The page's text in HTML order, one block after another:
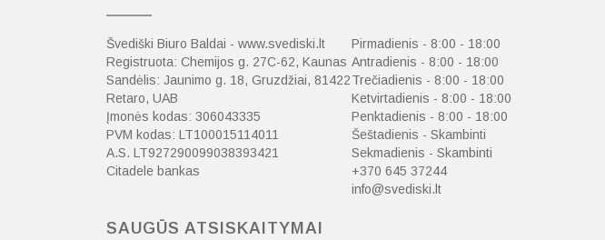
Švediški Biuro Baldai - www.svediski.lt
Registruota: Chemijos g. 27C-62, Kaunas
Sandėlis: Jaunimo g. 18, Gruzdžiai, 81422
Retaro, UAB
Įmonės kodas: 306043335
PVM kodas: LT100015114011
A.S. LT927290099038393421
Citadele bankas
Pirmadienis - 8:00 - 18:00
Antradienis - 8:00 - 18:00
Trečiadienis - 8:00 - 18:00
Ketvirtadienis - 8:00 - 18:00
Penktadienis - 8:00 - 18:00
Šeštadienis - Skambinti
Sekmadienis - Skambinti
+370 645 37244
info@svediski.lt
SAUGŪS ATSISKAITYMAI